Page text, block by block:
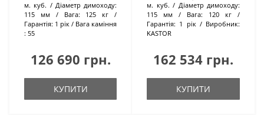
м. куб.
Діаметр димоходу:
115 мм
Вага:
125 кг
Гарантія: 1 рік
Вага каміння
: 55
126 690 грн.
КУПИТИ
м. куб.
Діаметр димоходу:
115 мм
Вага:
120 кг
Гарантія: 1 рік
Виробник:
KASTOR
162 534 грн.
КУПИТИ